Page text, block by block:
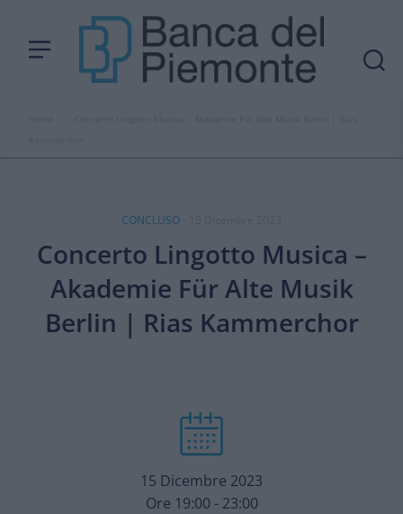
CONCLUSO
Concerto Lingotto Musica –
Akademie Für Alte Musik
Berlin | Rias Kammerchor
15 Dicembre 2023
Ore 19:00 - 23:00